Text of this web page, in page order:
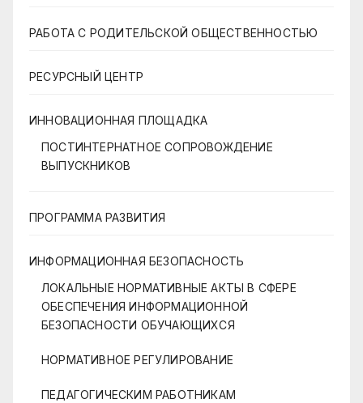
РАБОТА С РОДИТЕЛЬСКОЙ ОБЩЕСТВЕННОСТЬЮ
РЕСУРСНЫЙ ЦЕНТР
ИННОВАЦИОННАЯ ПЛОЩАДКА
ПОСТИНТЕРНАТНОЕ СОПРОВОЖДЕНИЕ
ВЫПУСКНИКОВ
ПРОГРАММА РАЗВИТИЯ
ИНФОРМАЦИОННАЯ БЕЗОПАСНОСТЬ
ЛОКАЛЬНЫЕ НОРМАТИВНЫЕ АКТЫ В СФЕРЕ
ОБЕСПЕЧЕНИЯ ИНФОРМАЦИОННОЙ
БЕЗОПАСНОСТИ ОБУЧАЮЩИХСЯ
НОРМАТИВНОЕ РЕГУЛИРОВАНИЕ
ПЕДАГОГИЧЕСКИМ РАБОТНИКАМ